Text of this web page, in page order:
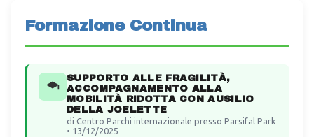
Formazione Continua
SUPPORTO ALLE FRAGILITÀ,
ACCOMPAGNAMENTO ALLA
MOBILITÀ RIDOTTA CON AUSILIO
DELLA JOELETTE
di Centro Parchi internazionale presso Parsifal Park
• 13/12/2025